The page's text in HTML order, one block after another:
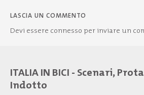
LASCIA UN COMMENTO
Devi essere connesso per inviare un
ITALIA IN BICI - Scenari,
Indotto